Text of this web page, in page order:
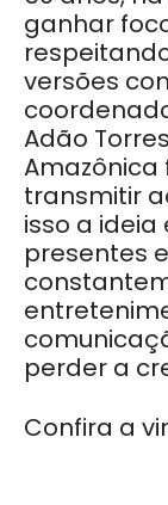
ganhar
versões
Adão
Amazônica
transmitir
isso a ideia
presentes
perder a
Confira a